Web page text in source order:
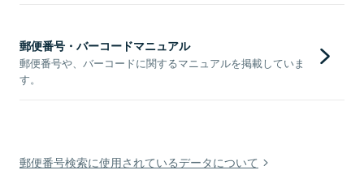
郵便番号・バーコードマニュアル
郵便番号や、バーコードに関するマニュアルを掲載していま
す。
郵便番号検索に使用されているデータについて